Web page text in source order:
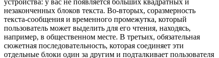
незаконченных блоков текста. Во-вторых, соразмерность
текста-сообщения и временного промежутка, который
пользователь может выделить для его чтения, находясь,
например, в общественном месте. В третьих, обязательная
сюжетная последовательность, которая соединяет эти
отдельные блоки один за другим и подталкивает пользователя